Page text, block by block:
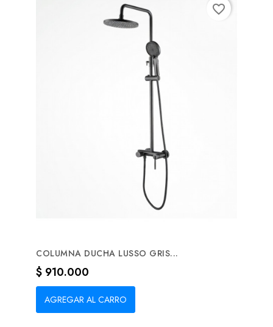
COLUMNA DUCHA LUSSO GRIS...
Precio
$ 910.000
AGREGAR AL CARRO
favorite_border